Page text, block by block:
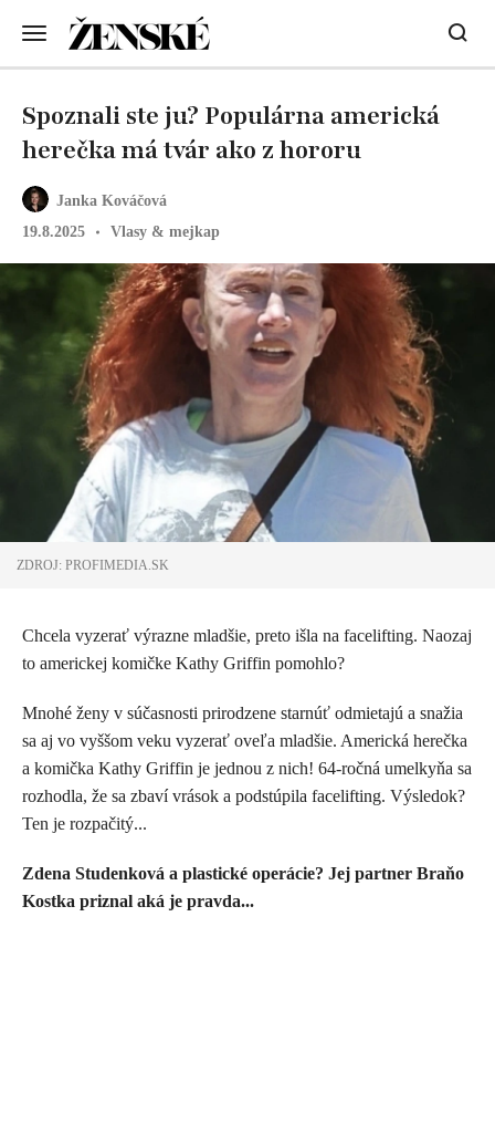
Janka Kováčová
19.8.2025
Vlasy & mejkap
Spoznali ste ju? Populárna americká
herečka má tvár ako z hororu
ZDROJ: PROFIMEDIA.SK
Chcela vyzerať výrazne mladšie, preto išla na facelifting. Naozaj
to americkej komičke Kathy Griffin pomohlo?
Mnohé ženy v súčasnosti prirodzene starnúť odmietajú a snažia
sa aj vo vyššom veku vyzerať oveľa mladšie. Americká herečka
a komička Kathy Griffin je jednou z nich! 64-ročná umelkyňa sa
rozhodla, že sa zbaví vrások a podstúpila facelifting. Výsledok?
Ten je rozpačitý...
Zdena Studenková a plastické operácie? Jej partner Braňo
Kostka priznal aká je pravda...